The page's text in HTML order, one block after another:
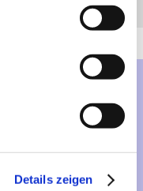
Details zeigen